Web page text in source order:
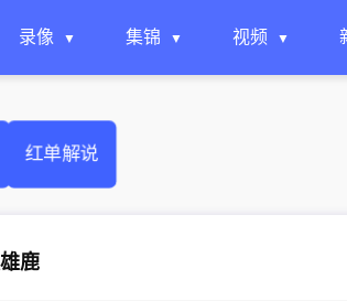
录像 集锦 视频
红单解说
鹿